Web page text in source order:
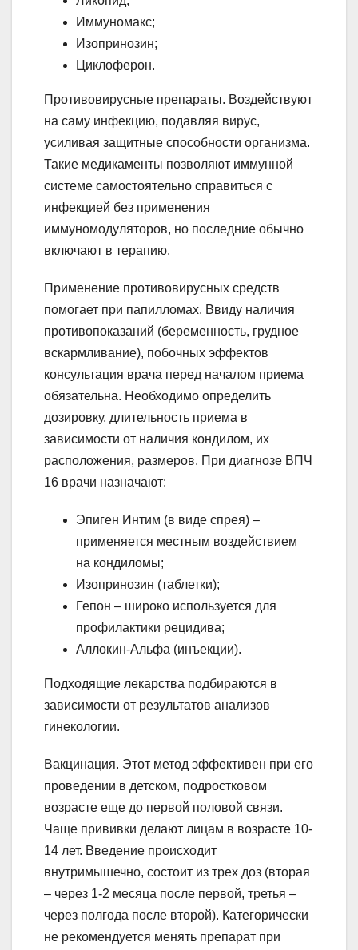
Иммуномакс;
Изопринозин;
Циклоферон.
Противовирусные препараты. Воздействуют
на саму инфекцию, подавляя вирус,
усиливая защитные способности организма.
Такие медикаменты позволяют иммунной
системе самостоятельно справиться с
инфекцией без применения
иммуномодуляторов, но последние обычно
включают в терапию.
Применение противовирусных средств
помогает при папилломах. Ввиду наличия
противопоказаний (беременность, грудное
вскармливание), побочных эффектов
консультация врача перед началом приема
обязательна. Необходимо определить
дозировку, длительность приема в
зависимости от наличия кондилом, их
расположения, размеров. При диагнозе ВПЧ
16 врачи назначают:
Эпиген Интим (в виде спрея) –
применяется местным воздействием
на кондиломы;
Изопринозин (таблетки);
Гепон – широко используется для
профилактики рецидива;
Аллокин-Альфа (инъекции).
Подходящие лекарства подбираются в
зависимости от результатов анализов
гинекологии.
Вакцинация. Этот метод эффективен при его
проведении в детском, подростковом
возрасте еще до первой половой связи.
Чаще прививки делают лицам в возрасте 10-
14 лет. Введение происходит
внутримышечно, состоит из трех доз (вторая
– через 1-2 месяца после первой, третья –
через полгода после второй). Категорически
не рекомендуется менять препарат при